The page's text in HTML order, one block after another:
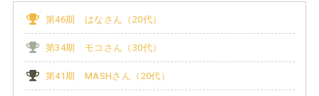
第46期 はなさん（20代）
第34期 モコさん（30代）
第41期 MASHさん（20代）